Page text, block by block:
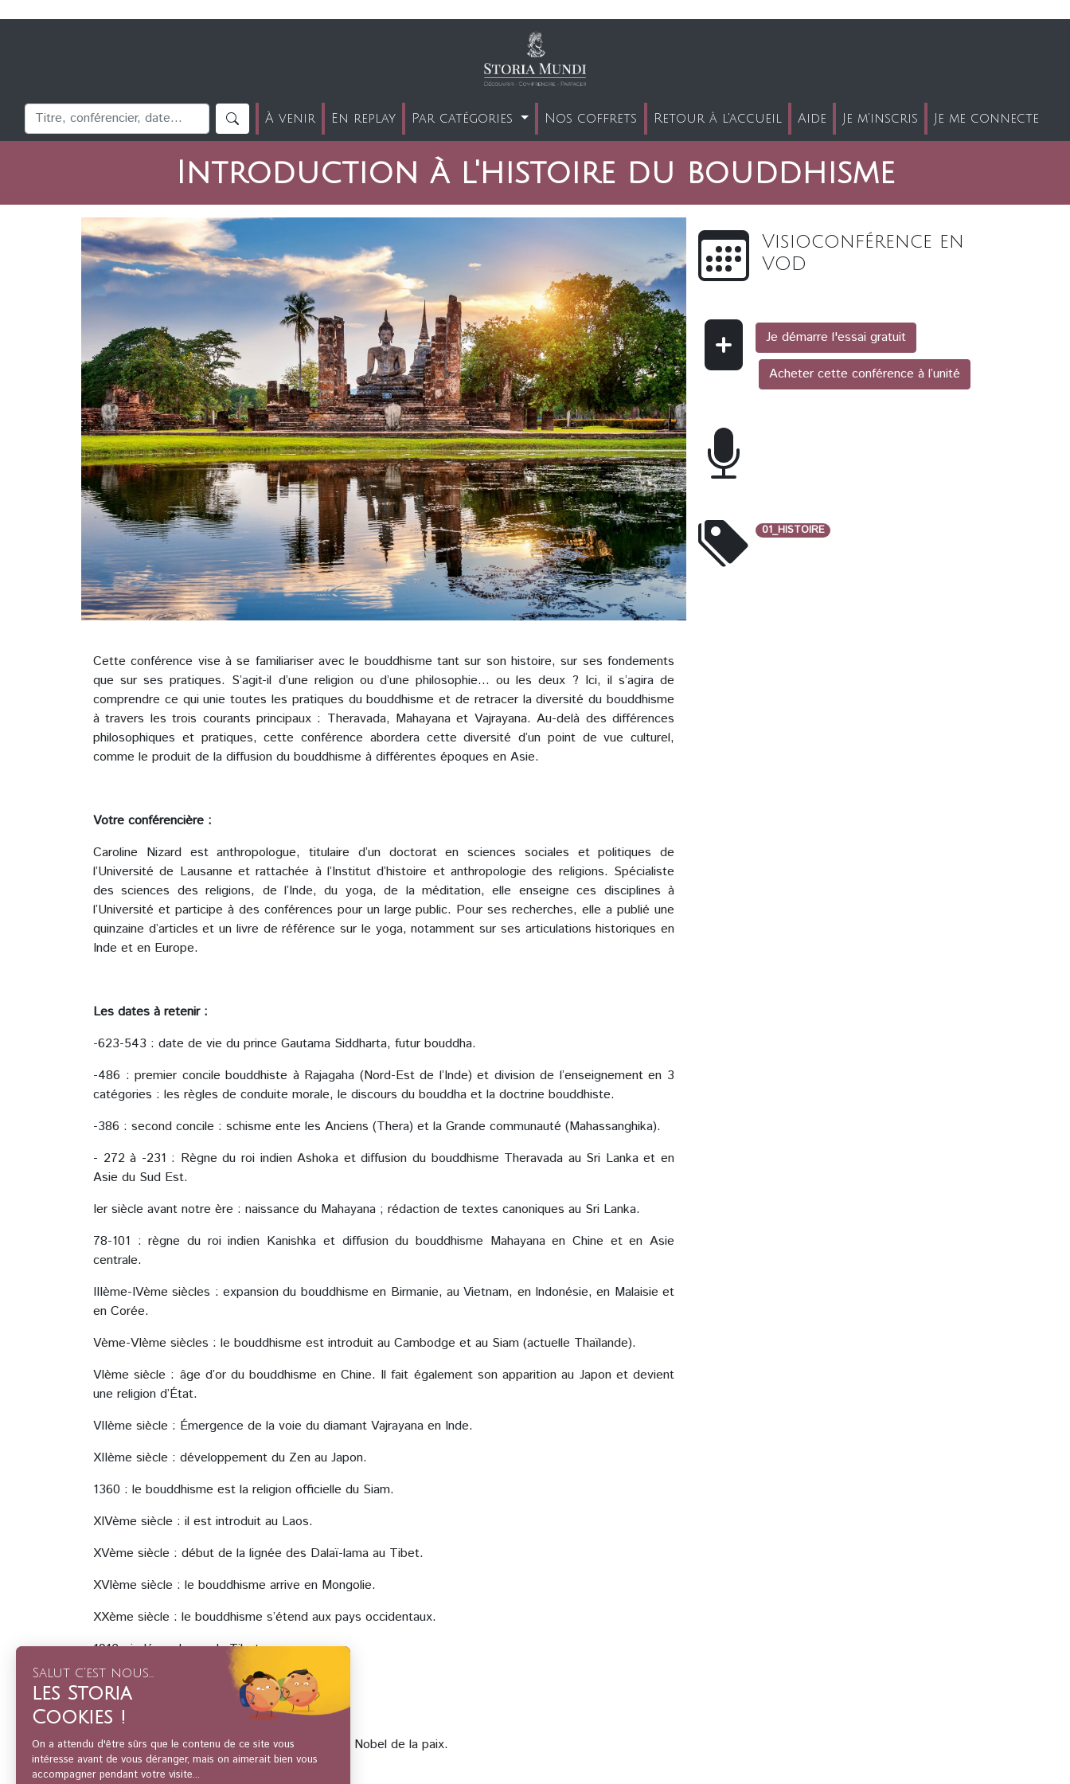
À venir En replay Par catégories Nos coffrets Retour à l'accueil Aide Je m'inscris Je me connecte
Introduction à l'histoire du bouddhisme
Cette conférence vise à se familiariser avec le bouddhisme tant sur son histoire, sur ses fondements
que sur ses pratiques. S’agit-il d’une religion ou d’une philosophie... ou les deux ? Ici, il s’agira de
comprendre ce qui unie toutes les pratiques du bouddhisme et de retracer la diversité du bouddhisme
à travers les trois courants principaux : Theravada, Mahayana et Vajrayana. Au-delà des différences
philosophiques et pratiques, cette conférence abordera cette diversité d’un point de vue culturel,
comme le produit de la diffusion du bouddhisme à différentes époques en Asie.
Votre conférencière :
Caroline Nizard est anthropologue, titulaire d’un doctorat en sciences sociales et politiques de
l’Université de Lausanne et rattachée à l’Institut d’histoire et anthropologie des religions. Spécialiste
des sciences des religions, de l’Inde, du yoga, de la méditation, elle enseigne ces disciplines à
l’Université et participe à des conférences pour un large public. Pour ses recherches, elle a publié une
quinzaine d’articles et un livre de référence sur le yoga, notamment sur ses articulations historiques en
Inde et en Europe.
Les dates à retenir :
-623-543 : date de vie du prince Gautama Siddharta, futur bouddha.
-486 : premier concile bouddhiste à Rajagaha (Nord-Est de l’Inde) et division de l’enseignement en 3
catégories : les règles de conduite morale, le discours du bouddha et la doctrine bouddhiste.
-386 : second concile : schisme ente les Anciens (Thera) et la Grande communauté (Mahassanghika).
- 272 à -231 : Règne du roi indien Ashoka et diffusion du bouddhisme Theravada au Sri Lanka et en
Asie du Sud Est.
Ier siècle avant notre ère : naissance du Mahayana ; rédaction de textes canoniques au Sri Lanka.
78-101 : règne du roi indien Kanishka et diffusion du bouddhisme Mahayana en Chine et en Asie
centrale.
IIIème-IVème siècles : expansion du bouddhisme en Birmanie, au Vietnam, en Indonésie, en Malaisie et
en Corée.
Vème-VIème siècles : le bouddhisme est introduit au Cambodge et au Siam (actuelle Thaïlande).
VIème siècle : âge d’or du bouddhisme en Chine. Il fait également son apparition au Japon et devient
une religion d’État.
VIIème siècle : Émergence de la voie du diamant Vajrayana en Inde.
XIIème siècle : développement du Zen au Japon.
1360 : le bouddhisme est la religion officielle du Siam.
XIVème siècle : il est introduit au Laos.
XVème siècle : début de la lignée des Dalaï-lama au Tibet.
XVIème siècle : le bouddhisme arrive en Mongolie.
XXème siècle : le bouddhisme s’étend aux pays occidentaux.
1912 : indépendance du Tibet.
15 août 1947 : indépendance de l’Inde.
1950 : invasion chinoise au Tibet.
1989 : le quatorzième Dalaï-lama reçoit le prix Nobel de la paix.
Visioconférence en
VOD
Je démarre l'essai gratuit
Acheter cette conférence à l’unité
01_HISTOIRE